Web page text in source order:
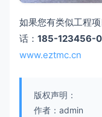
如果您有类似工程
话： 185-123456-
www.eztmc.cn
版权声明：
作者：admin